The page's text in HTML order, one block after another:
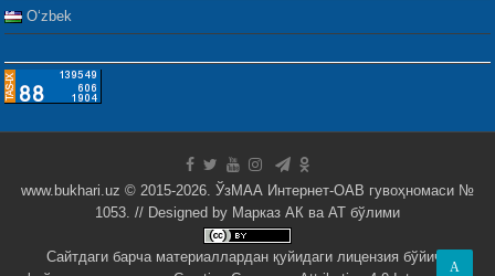
Oʻzbek
www.bukhari.uz © 2015-2026. ЎзМАА Интернет-ОАВ гувоҳномаси №
1053. // Designed by Марказ АК ва АТ бўлими
Сайтдаги барча материаллардан қуйидаги лицензия бўйича
A